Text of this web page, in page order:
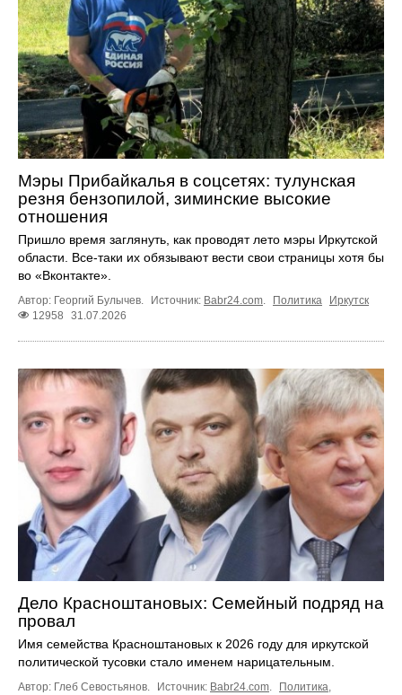
Мэры Прибайкалья в соцсетях: тулунская
резня бензопилой, зиминские высокие
отношения
Пришло время заглянуть, как проводят лето мэры Иркутской
области. Все-таки их обязывают вести свои страницы хотя бы
во «Вконтакте».
Автор: Георгий Булычев. Источник: Babr24.com. Политика
Иркутск
12958
31.07.2026
Дело Красноштановых: Семейный подряд на
провал
Имя семейства Красноштановых к 2026 году для иркутской
политической тусовки стало именем нарицательным.
Автор: Глеб Севостьянов. Источник: Babr24.com. Политика,